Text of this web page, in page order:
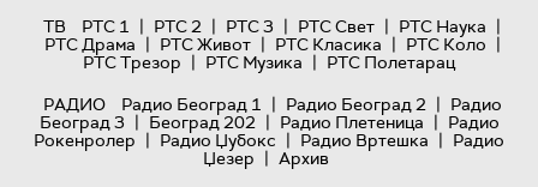
ТВ
РТС 1 | РТС 2 | РТС 3 | РТС Свет | РТС Наука |
РТС Драма | РТС Живот | РТС Класика | РТС Коло |
РТС Трезор | РТС Музика | РТС Полетарац
РАДИО
Радио Београд 1 | Радио Београд 2 | Радио
Београд 3 | Београд 202 | Радио Плетеница | Радио
Рокенролер | Радио Џубокс | Радио Вртешка | Радио
Џезер | Архив